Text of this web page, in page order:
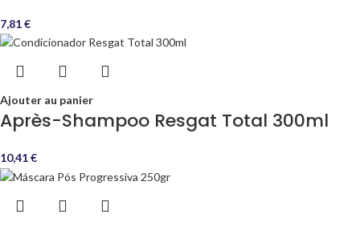
7,81€
Ajouter au panier
Après-Shampoo Resgat Total 300ml
10,41€